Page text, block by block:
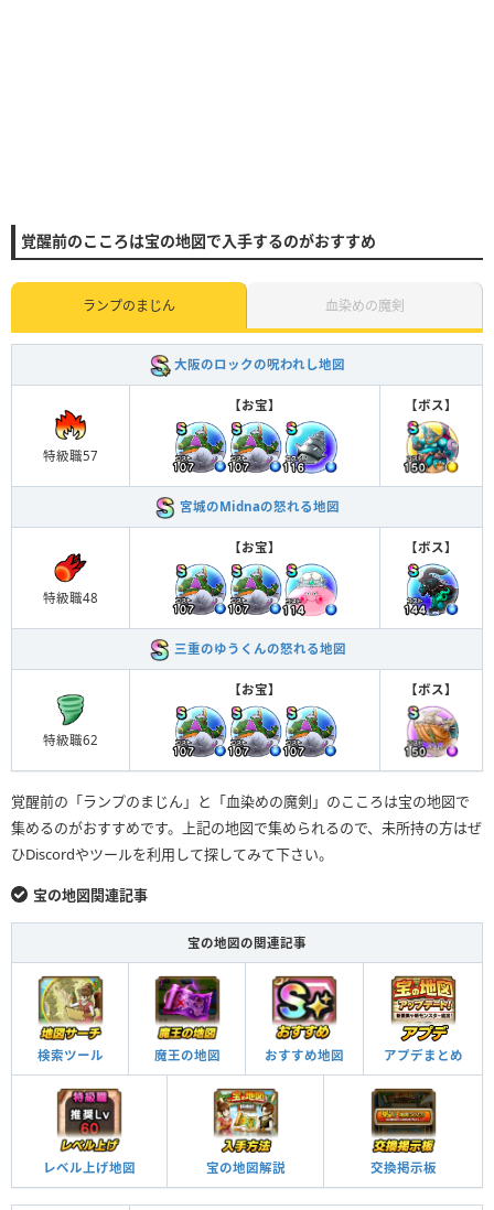
20 17 134
覚醒前のこころは宝の地図で入手するのがおすすめ
ランプのまじん 血染めの魔剣
大阪のロックの呪われし地図
特級職57
【お宝】 【ボス】
宮城のMidnaの怒れる地図
特級職48
【お宝】 【ボス】
三重のゆうくんの怒れる地図
特級職62
【お宝】 【ボス】
覚醒前の「ランプのまじん」と「血染めの魔剣」のこころは宝の地図で
集めるのがおすすめです。上記の地図で集められるので、未所持の方はぜ
ひDiscordやツールを利用して探してみて下さい。
宝の地図関連記事
宝の地図の関連記事
検索ツール 魔王の地図 おすすめ地図 アプデまとめ
レベル上げ地図 宝の地図解説 交換掲示板